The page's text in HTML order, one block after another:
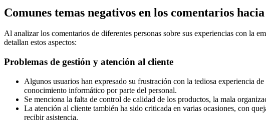
Comunes temas negativos en los comentarios
Al analizar los comentarios de diferentes personas sobre sus experiencias con la
detallan estos aspectos:
Problemas de gestión y atención al cliente
Algunos usuarios han expresado su frustración con la tediosa experiencia
conocimiento informático por parte del personal.
Se menciona la falta de control de calidad de los productos, la mala
La atención al cliente también ha sido criticada en varias ocasiones, con
recibir asistencia.